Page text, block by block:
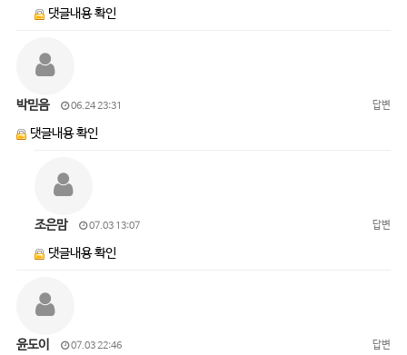
댓글내용 확인
박믿음 06.24 23:31 답변
댓글내용 확인
조은맘 07.03 13:07 답변
댓글내용 확인
윤도이 07.03 22:46 답변